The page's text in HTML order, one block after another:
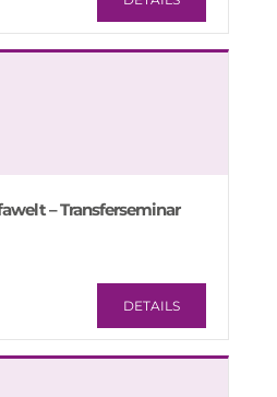
– Transferseminar
DETAILS